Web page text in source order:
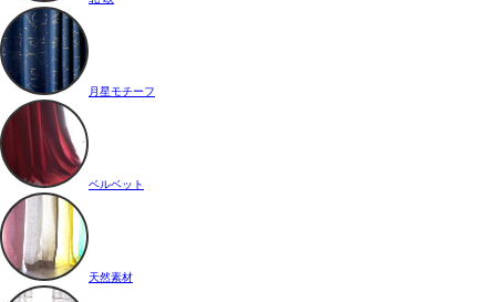
月星モチーフ
ベルベット
天然素材